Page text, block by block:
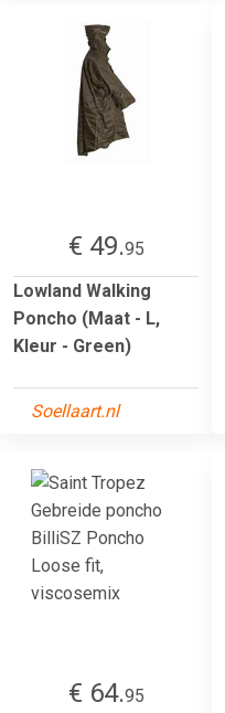
€ 49.95
Lowland Walking
Poncho (Maat - L,
Kleur - Green)
Soellaart.nl
€ 64.95